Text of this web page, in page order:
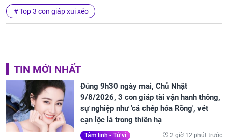
Top 3 con giáp xui xẻo
TIN MỚI NHẤT
Đúng 9h30 ngày mai, Chủ Nhật
9/8/2026, 3 con giáp tài vận hanh thông,
sự nghiệp như 'cá chép hóa Rồng', vét
cạn lộc lá trong thiên hạ
Tâm linh - Tử vi 2 giờ 12 phút trước